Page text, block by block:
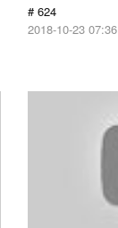
# 624
2018-10-23 07:36